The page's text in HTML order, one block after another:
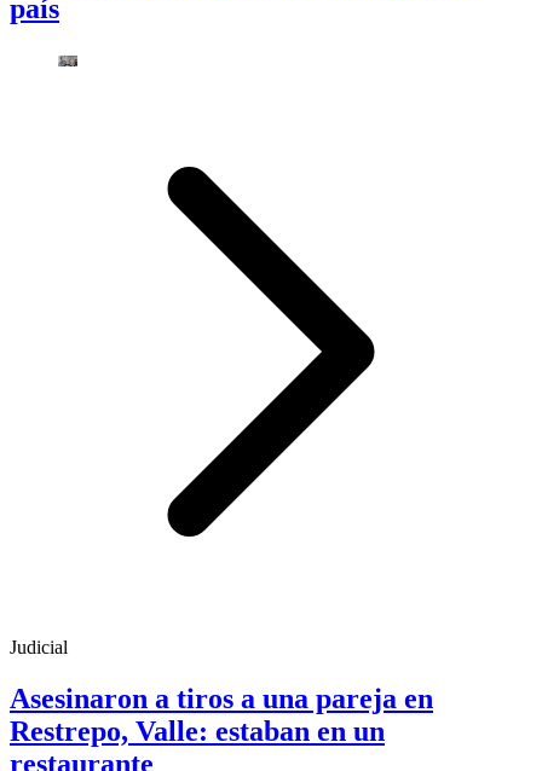
país
Judicial
Asesinaron a tiros a una pareja en
Restrepo, Valle: estaban en un
restaurante